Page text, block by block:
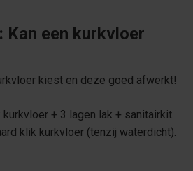
Kan een kurkvloer
kiest en deze goed afwerkt!
kurkvloer + 3 lagen lak + sanitairkit.
klik kurkvloer (tenzij waterdicht).